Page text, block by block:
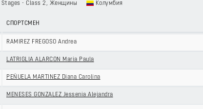
Stages - Class 2 , Женщины Колумбия
СПОРТСМЕН
RAMIREZ FREGOSO Andrea
LATRIGLIA ALARCON Maria Paula
PEÑUELA MARTINEZ Diana Carolina
MENESES GONZALEZ Jessenia Alejandra